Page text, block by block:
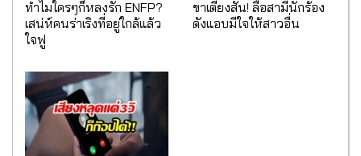
ทำไมใครๆก็หลงรัก ENFP?
เสน่ห์คนร่าเริงที่อยู่ใกล้แล้ว
ใจฟู
ขาเตียงสั่น! ลือสามีนักร้อง
ดังแอบมีใจให้สาวอื่น